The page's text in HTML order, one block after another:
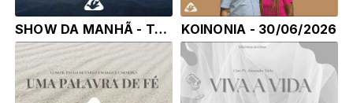
SHOW DA MANHÃ - TONY CORRÊA | 09.07.26 | KOINONIA - 30/06/2026